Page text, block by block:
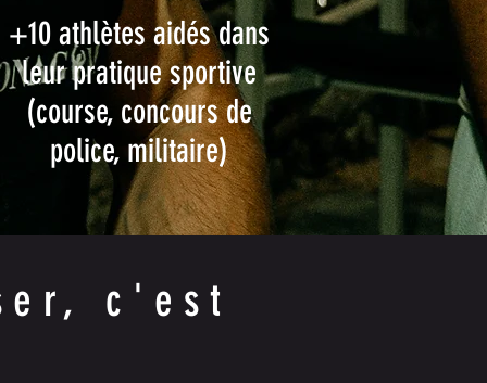
+10 athlètes aidés dans
leur pratique sportive
(course, concours de
police, militaire)
c'est